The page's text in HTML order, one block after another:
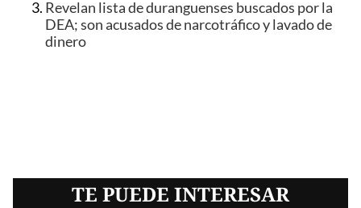
Revelan lista de duranguenses buscados por la
DEA; son acusados de narcotráfico y lavado de
dinero
TE PUEDE INTERESAR